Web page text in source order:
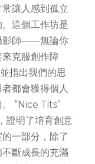
讓人感到孤立
這個工作坊是
影師——無論你
克服創作障
指出我們的思
都會獲得個人
“Nice Tits”
證明了培育創意
一部分，除了
斷成長的充滿